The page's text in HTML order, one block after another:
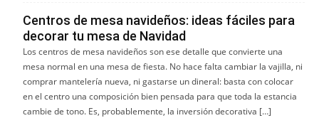
Centros de mesa navideños: ideas fáciles para
decorar tu mesa de Navidad
Los centros de mesa navideños son ese detalle que convierte una
mesa normal en una mesa de fiesta. No hace falta cambiar la vajilla, ni
comprar mantelería nueva, ni gastarse un dineral: basta con colocar
en el centro una composición bien pensada para que toda la estancia
cambie de tono. Es, probablemente, la inversión decorativa […]